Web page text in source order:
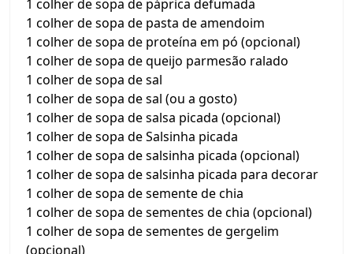
1 colher de sopa de páprica defumada
1 colher de sopa de pasta de amendoim
1 colher de sopa de proteína em pó (opcional)
1 colher de sopa de queijo parmesão ralado
1 colher de sopa de sal
1 colher de sopa de sal (ou a gosto)
1 colher de sopa de salsa picada (opcional)
1 colher de sopa de Salsinha picada
1 colher de sopa de salsinha picada (opcional)
1 colher de sopa de salsinha picada para decorar
1 colher de sopa de semente de chia
1 colher de sopa de sementes de chia (opcional)
1 colher de sopa de sementes de gergelim
(opcional)